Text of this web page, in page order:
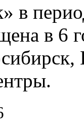
в
в 6